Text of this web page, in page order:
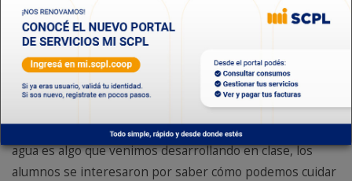
aprendido sobre el tema en una feria de ciencias que
realiza la institución en ésta época del año, le
agradecemos a la SCPL que se haya acercado con ésta
propuesta sobre el uso y cuidado del agua".
Por su parte, Marisol Cabana, docente de 3er grado de la
Escuela Nº 154 manifestó que “el tema del cuidado del
agua es algo que venimos desarrollando en clase, los
alumnos se interesaron por saber cómo podemos cuidar